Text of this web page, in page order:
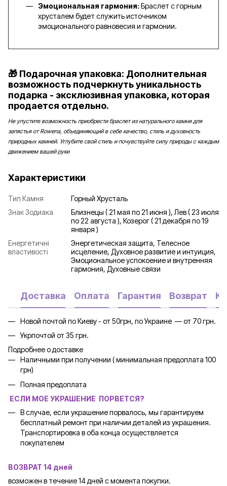
Эмоциональная гармония: Браслет с горным
хрусталем будет служить источником
эмоционального равновесия и гармонии.
🎁 Подарочная упаковка: Дополнительная
возможность подчеркнуть уникальность
подарка - эксклюзивная упаковка, которая
продается отдельно.
Не упустите возможность приобрести браслет из натурального камня для
запястья от Rowena, объединяющий в себе качество, стиль и духовность
природных камней. Углубите свой стиль и почувствуйте силу природы с каждым
движением вашей руки
Характеристики
Тип Камня
Горный Хрусталь
Знак Зодиака
Близнецы ( 21 мая по 21 июня ), Лев ( 23 июля
по 22 августа ), Козерог ( 21 декабря по 19
января )
Енергетичні
властивості
Энергетическая защита, Телесное
исцеление, Духовное развитие и интуиция,
Эмоциональное успокоение и внутренняя
гармония, Духовные связи
Доставка Оплата Гарантия Возврат
Новой почтой по Киеву - от 50грн, по Украине — от 70 грн.
Укрпочтой от 35 грн.
Подробнее о доставке
Наличными при получении ( минимальная предоплата 100
грн)
Полная предоплата
ЕСЛИ МОЕ УКРАШЕНИЕ ПОРВЕТСЯ?
В случае, если украшение порвалось, мы гарантируем
бесплатный ремонт при наличии деталей из украшения.
Транспортировка в оба конца осуществляется
покупателем
ВОЗВРАТ 14 дней
возможен в течение 14 дней с момента покупки.